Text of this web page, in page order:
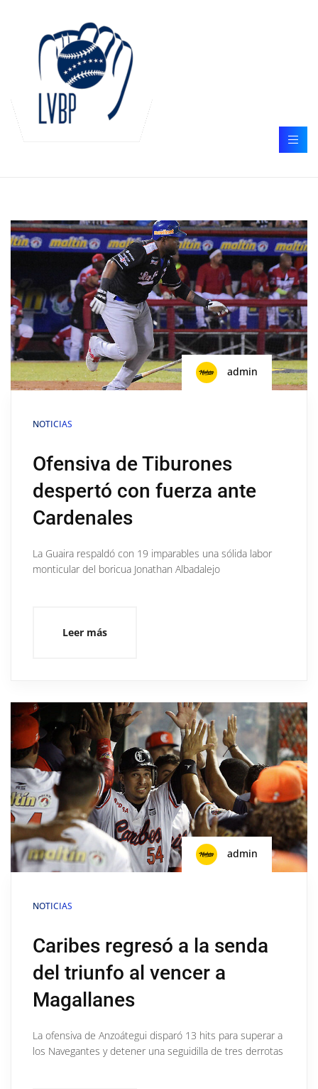
admin
NOTICIAS
Ofensiva de Tiburones
despertó con fuerza ante
Cardenales
La Guaira respaldó con 19 imparables una sólida labor
monticular del boricua Jonathan Albadalejo
Leer más
admin
NOTICIAS
Caribes regresó a la senda
del triunfo al vencer a
Magallanes
La ofensiva de Anzoátegui disparó 13 hits para superar a
los Navegantes y detener una seguidilla de tres derrotas